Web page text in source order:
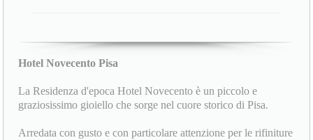
Hotel Novecento Pisa
La Residenza d'epoca Hotel Novecento è un piccolo e
graziosissimo gioiello che sorge nel cuore storico di Pisa.
Arredata con gusto e con particolare attenzione per le rifiniture